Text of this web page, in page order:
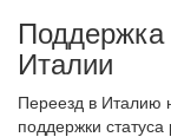
Поддержка
Италии
Переезд в Италию
поддержки